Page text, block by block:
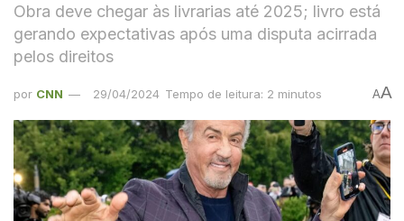
Obra deve chegar às livrarias até 2025; livro está
gerando expectativas após uma disputa acirrada
pelos direitos
por CNN 29/04/2024 Tempo de leitura: 2 minutos AA